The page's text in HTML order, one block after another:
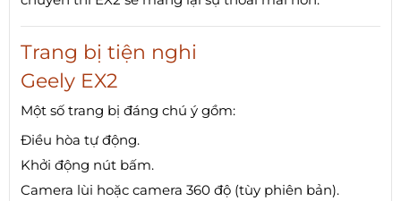
Trang bị tiện nghi
Geely EX2
Một số trang bị đáng chú ý gồm:
Điều hòa tự động.
Khởi động nút bấm.
Camera lùi hoặc camera 360 độ (tùy phiên bản).